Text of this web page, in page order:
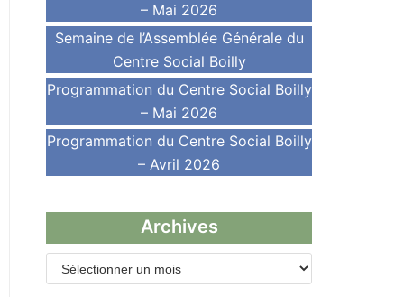
– Mai 2026
Semaine de l’Assemblée Générale du
Centre Social Boilly
Programmation du Centre Social Boilly
– Mai 2026
Programmation du Centre Social Boilly
– Avril 2026
Archives